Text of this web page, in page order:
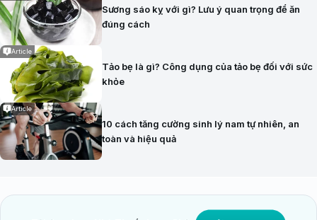
Sương sáo kỵ với gì? Lưu ý quan trọng để ăn
đúng cách
Article
Tảo bẹ là gì? Công dụng của tảo bẹ đối với sức
khỏe
Article
10 cách tăng cường sinh lý nam tự nhiên, an
toàn và hiệu quả